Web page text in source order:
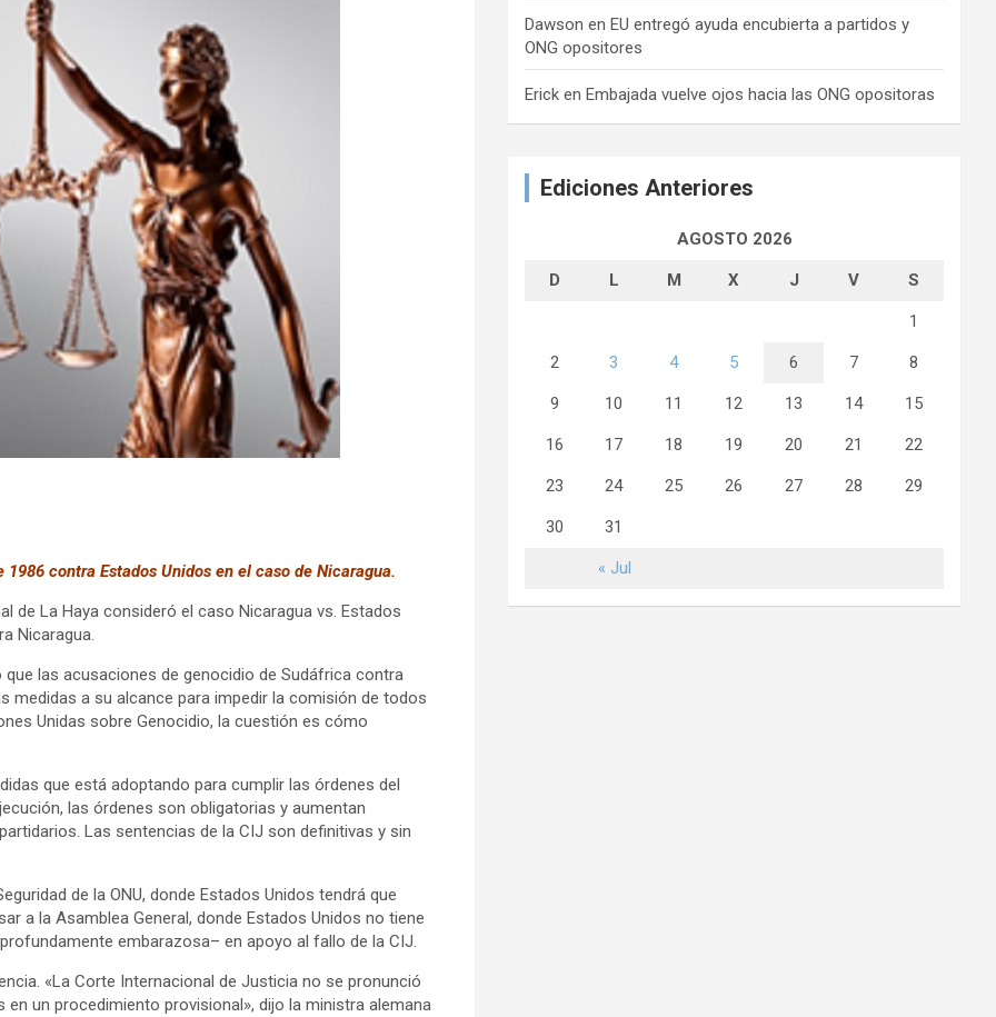
contra Estados Unidos en el caso de Nicaragua.
de La Haya consideró el caso Nicaragua vs. Estados
Nicaragua.
las acusaciones de genocidio de Sudáfrica contra
medidas a su alcance para impedir la comisión de todos
Unidas sobre Genocidio, la cuestión es cómo
que está adoptando para cumplir las órdenes del
las órdenes son obligatorias y aumentan
Las sentencias de la CIJ son definitivas y sin
de la ONU, donde Estados Unidos tendrá que
a la Asamblea General, donde Estados Unidos no tiene
embarazosa– en apoyo al fallo de la CIJ.
«La Corte Internacional de Justicia no se pronunció
un procedimiento provisional», dijo la ministra alemana
Dawson en EU entregó ayuda encubierta a partidos y
ONG opositores
Erick en Embajada vuelve ojos hacia las ONG opositoras
Ediciones Anteriores
AGOSTO 2026
D L M X J V S
« Jul
1
2 3 4 5 6 7 8
9 10 11 12 13 14 15
16 17 18 19 20 21 22
23 24 25 26 27 28 29
30 31